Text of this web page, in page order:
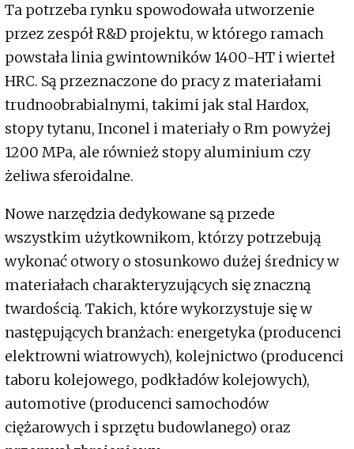
Ta potrzeba rynku spowodowała utworzenie
przez zespół R&D projektu, w którego ramach
powstała linia gwintowników 1400-HT i wierteł
HRC. Są przeznaczone do pracy z materiałami
trudnoobrabialnymi, takimi jak stal Hardox,
stopy tytanu, Inconel i materiały o Rm powyżej
1200 MPa, ale również stopy aluminium czy
żeliwa sferoidalne.
Nowe narzędzia dedykowane są przede
wszystkim użytkownikom, którzy potrzebują
wykonać otwory o stosunkowo dużej średnicy w
materiałach charakteryzujących się znaczną
twardością. Takich, które wykorzystuje się w
następujących branżach: energetyka (producenci
elektrowni wiatrowych), kolejnictwo (producenci
taboru kolejowego, podkładów kolejowych),
automotive (producenci samochodów
ciężarowych i sprzętu budowlanego) oraz